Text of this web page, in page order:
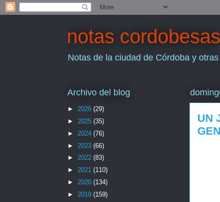
notas cordobesas
Notas de la ciudad de Córdoba y
UN
Archivo del blog
► 2026 (29)
► 2025 (35)
► 2024 (76)
► 2023 (66)
► 2022 (83)
► 2021 (110)
► 2020 (134)
► 2019 (159)